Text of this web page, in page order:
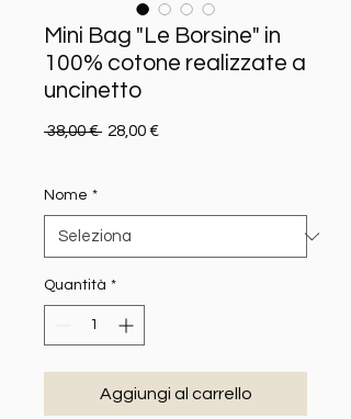
Mini Bag "Le Borsine" in
100% cotone realizzate a
uncinetto
38,00 € Prezzo regolare
28,00 €Prezzo scontato
Nome *
Quantità *
Aggiungi al carrello